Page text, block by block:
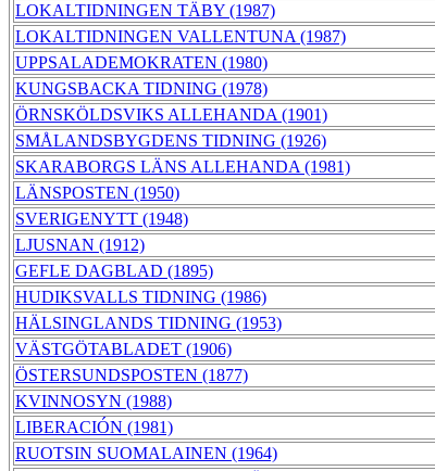
LOKALTIDNINGEN TÄBY (1987)
LOKALTIDNINGEN VALLENTUNA (1987)
UPPSALADEMOKRATEN (1980)
KUNGSBACKA TIDNING (1978)
ÖRNSKÖLDSVIKS ALLEHANDA (1901)
SMÅLANDSBYGDENS TIDNING (1926)
SKARABORGS LÄNS ALLEHANDA (1981)
LÄNSPOSTEN (1950)
SVERIGENYTT (1948)
LJUSNAN (1912)
GEFLE DAGBLAD (1895)
HUDIKSVALLS TIDNING (1986)
HÄLSINGLANDS TIDNING (1953)
VÄSTGÖTABLADET (1906)
ÖSTERSUNDSPOSTEN (1877)
KVINNOSYN (1988)
LIBERACIÓN (1981)
RUOTSIN SUOMALAINEN (1964)